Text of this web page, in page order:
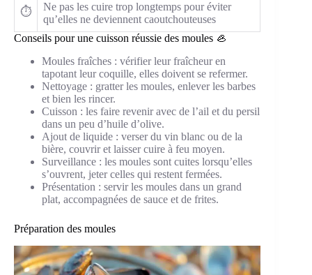
⏱️
Ne pas les cuire trop longtemps pour éviter
qu’elles ne deviennent caoutchouteuses
Conseils pour une cuisson réussie des moules 🦪
Moules fraîches : vérifier leur fraîcheur en
tapotant leur coquille, elles doivent se refermer.
Nettoyage : gratter les moules, enlever les barbes
et bien les rincer.
Cuisson : les faire revenir avec de l’ail et du persil
dans un peu d’huile d’olive.
Ajout de liquide : verser du vin blanc ou de la
bière, couvrir et laisser cuire à feu moyen.
Surveillance : les moules sont cuites lorsqu’elles
s’ouvrent, jeter celles qui restent fermées.
Présentation : servir les moules dans un grand
plat, accompagnées de sauce et de frites.
Préparation des moules